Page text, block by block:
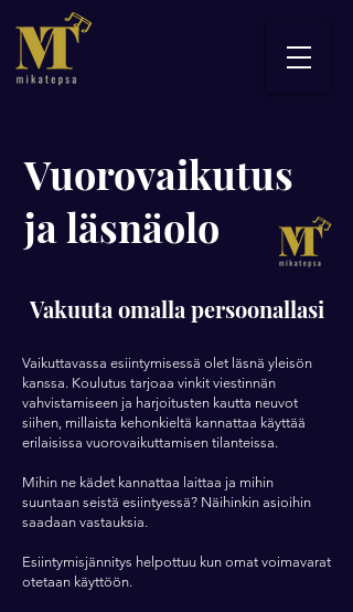
Vuorovaikutus
ja läsnäolo
Vakuuta omalla persoonallasi
Vaikuttavassa esiintymisessä olet läsnä yleisön
kanssa. Koulutus tarjoaa vinkit viestinnän
vahvistamiseen ja harjoitusten kautta neuvot
siihen, millaista kehonkieltä kannattaa käyttää
erilaisissa vuorovaikuttamisen tilanteissa.
Mihin ne kädet kannattaa laittaa ja mihin
suuntaan seistä esiintyessä? Näihinkin asioihin
saadaan vastauksia.
Esiintymisjännitys helpottuu kun omat voimavarat
otetaan käyttöön.